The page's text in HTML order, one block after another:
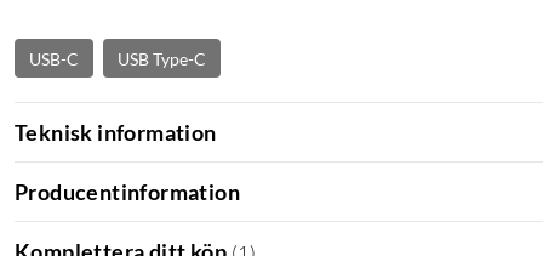
USB-C USB Type-C
Teknisk information
Producentinformation